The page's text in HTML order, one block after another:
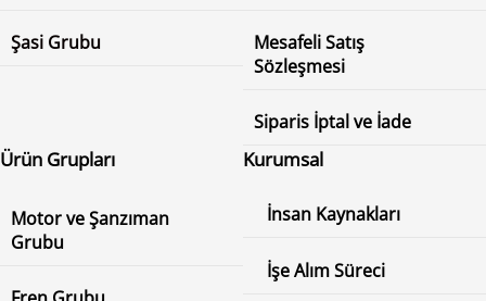
Şasi Grubu
Mesafeli Satış
Sözleşmesi
Siparis İptal ve İade
Ürün Grupları
Motor ve Şanzıman
Grubu
Kurumsal
İnsan Kaynakları
İşe Alım Süreci